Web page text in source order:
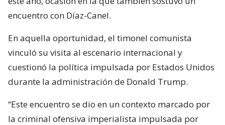
encuentro con Díaz-Canel.
En aquella oportunidad, el timonel comunista
vinculó su visita al escenario internacional y
cuestionó la política impulsada por Estados Unidos
durante la administración de Donald Trump.
“Este encuentro se dio en un contexto marcado por
la criminal ofensiva imperialista impulsada por